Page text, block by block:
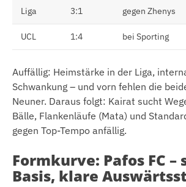
Liga 3:1 gegen Zhenys
UCL 1:4 bei Sporting
Auffällig: Heimstärke in der Liga,
Schwankung – und vorn fehlen die
Neuner. Daraus folgt: Kairat sucht
Bälle, Flankenläufe (Mata) und
gegen Top-Tempo anfällig.
Formkurve: Pafos FC –
Basis, klare